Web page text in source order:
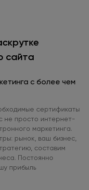
сайта
с более чем
сертификаты
не просто интернет-
маркетинга.
рынок, ваш бизнес,
составим
Постоянно
прибыль